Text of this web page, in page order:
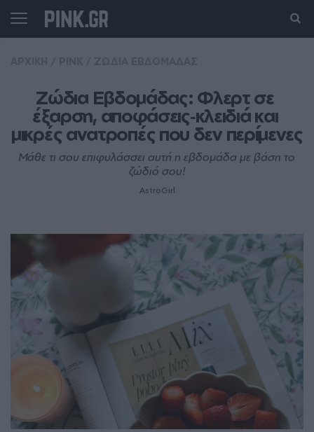
Ζώδια Εβδομάδας: Φλερτ σε
έξαρση, αποφάσεις‑κλειδιά και
μικρές ανατροπές που δεν περίμενες
Μάθε τι σου επιφυλάσσει αυτή η εβδομάδα με βάση το
ζώδιό σου!
AstroGirl